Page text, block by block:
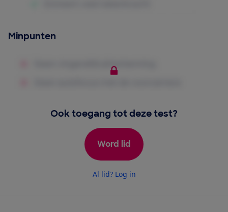
Minpunten
Ook toegang tot deze test?
Word lid
Al lid? Log in